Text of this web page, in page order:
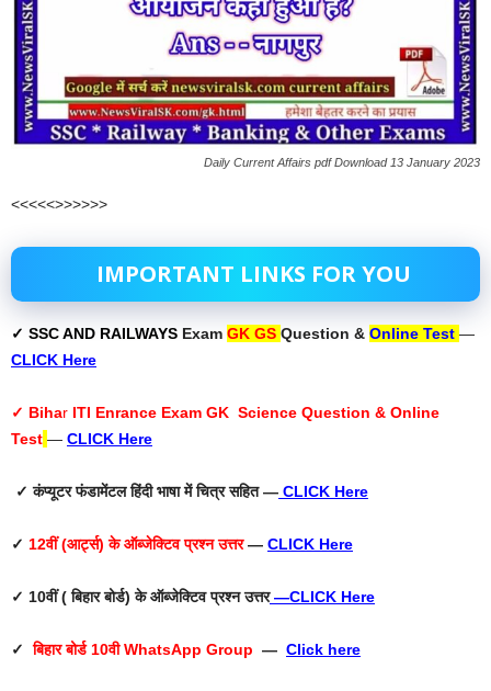
Daily Current Affairs pdf Download 13 January 2023
<<<<<>>>>>>
IMPORTANT LINKS FOR YOU
✓ SSC AND RAILWAYS Exam GK GS Question & Online Test —
CLICK Here
✓ Bihar ITI Enrance Exam GK Science Question & Online
Test — CLICK Here
✓ कंप्यूटर फंडामेंटल हिंदी भाषा में चित्र सहित — CLICK Here
✓ 12वीं (आर्ट्स) के ऑब्जेक्टिव प्रश्न उत्तर— CLICK Here
✓ 10वीं ( बिहार बोर्ड) के ऑब्जेक्टिव प्रश्न उत्तर—CLICK Here
✓बिहार बोर्ड 10वी WhatsApp Group — Click here